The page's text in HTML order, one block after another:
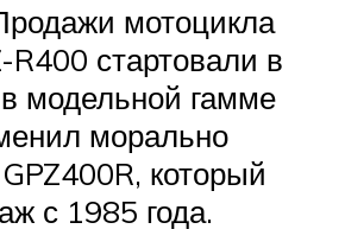
мотоцикла
стартовали в
модельной гамме
морально
который
с 1985 года.